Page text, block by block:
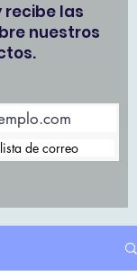
recibe las
nuestros
de correo